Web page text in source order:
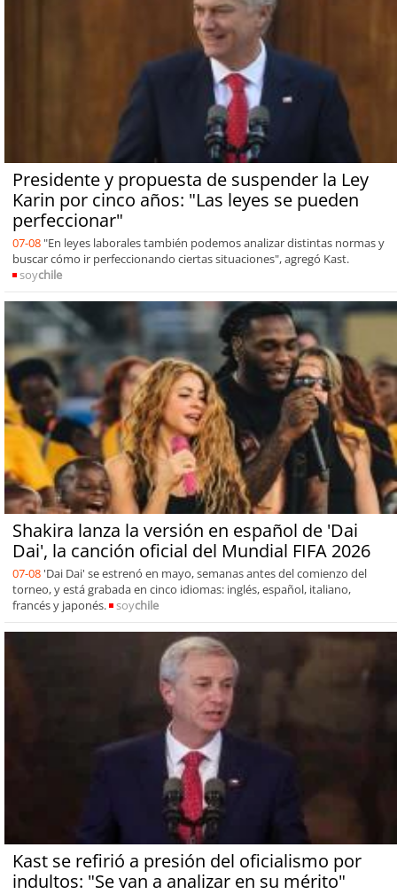
Presidente y propuesta de suspender la Ley
Karin por cinco años: "Las leyes se pueden
perfeccionar"
07-08 "En leyes laborales también podemos analizar distintas normas y
buscar cómo ir perfeccionando ciertas situaciones", agregó Kast.
soychile
Shakira lanza la versión en español de 'Dai
Dai', la canción oficial del Mundial FIFA 2026
07-08 'Dai Dai' se estrenó en mayo, semanas antes del comienzo del
torneo, y está grabada en cinco idiomas: inglés, español, italiano,
francés y japonés.
soychile
Kast se refirió a presión del oficialismo por
indultos: "Se van a analizar en su mérito"